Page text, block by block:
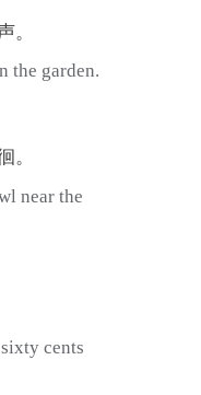
。
the garden.
。
near the
cents